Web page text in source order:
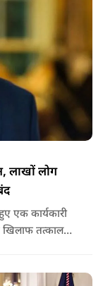
लाखों लोग
एक कार्यकारी
तत्काल